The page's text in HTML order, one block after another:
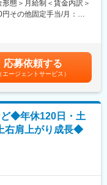
び込みやテレアポはあり
態＞月給制＜賃金内訳＞
その他固定手当/月：
中国ブロック／5,000円■
賃金はあくまでも目安の
性があります。月給(月額)
応募依頼する
（エージェントサービス）
ど◆年休120日・土
右肩上がり成長◆